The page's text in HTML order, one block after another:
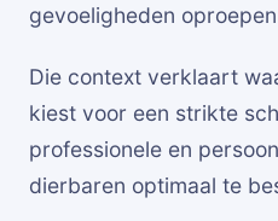
gevoeligheden
Die context verklaart
kiest voor een strikte
professionele en
dierbaren optimaal te